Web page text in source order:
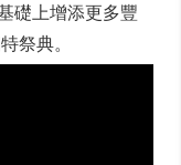
礎上增添更多豐
祭典。